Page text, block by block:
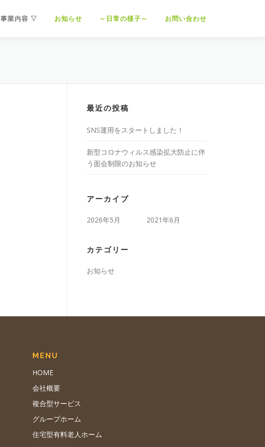
事業内容 ▽ お知らせ ～日常の様子～ お問い合わせ
最近の投稿
SNS運用をスタートしました！
新型コロナウィルス感染拡大防止に伴
う面会制限のお知らせ
アーカイブ
2026年5月 2021年6月
カテゴリー
お知らせ
MENU
HOME
会社概要
複合型サービス
グループホーム
住宅型有料老人ホーム